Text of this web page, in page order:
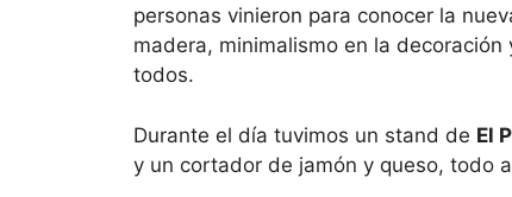
personas vinieron para conocer la
madera, minimalismo en la
todos.
Durante el día tuvimos un stand de El
y un cortador de jamón y queso, todo